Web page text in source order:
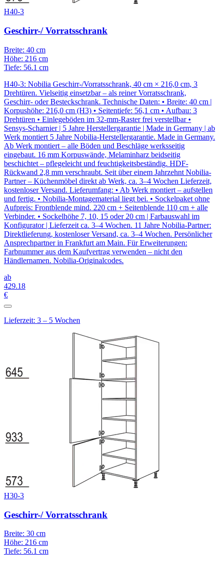
H40-3
Geschirr-/ Vorratsschrank
Breite: 40 cm
Höhe: 216 cm
Tiefe: 56.1 cm
H40-3: Nobilia Geschirr-/Vorratsschrank, 40 cm × 216,0 cm, 3
Drehtüren. Vielseitig einsetzbar – als reiner Vorratsschrank,
Geschirr- oder Besteckschrank. Technische Daten: • Breite: 40 cm |
Korpushöhe: 216,0 cm (H3) • Seitentiefe: 56,1 cm • Aufbau: 3
Drehtüren • Einlegeböden im 32-mm-Raster frei verstellbar •
Sensys-Scharnier | 5 Jahre Herstellergarantie | Made in Germany | ab
Werk montiert 5 Jahre Nobilia-Herstellergarantie. Made in Germany.
Ab Werk montiert – alle Böden und Beschläge werksseitig
eingebaut. 16 mm Korpuswände, Melaminharz beidseitig
beschichtet – pflegeleicht und feuchtigkeitsbeständig. HDF-
Rückwand 2,8 mm verschraubt. Seit über einem Jahrzehnt Nobilia-
Partner – Küchenmöbel direkt ab Werk, ca. 3–4 Wochen Lieferzeit,
kostenloser Versand. Lieferumfang: • Ab Werk montiert – aufstellen
und fertig. • Nobilia-Montagematerial liegt bei. • Sockelpaket ohne
Aufpreis: Frontblende mind. 220 cm + Seitenblende 110 cm + alle
Verbinder. • Sockelhöhe 7, 10, 15 oder 20 cm | Farbauswahl im
Konfigurator | Lieferzeit ca. 3–4 Wochen. 11 Jahre Nobilia-Partner:
Direktlieferung, kostenloser Versand, ca. 3–4 Wochen. Persönlicher
Ansprechpartner in Frankfurt am Main. Für Erweiterungen:
Farbnummer aus dem Kaufvertrag verwenden – nicht den
Händlernamen. Nobilia-Originalcodes.
ab
429.18
€
Lieferzeit: 3 – 5 Wochen
H30-3
Geschirr-/ Vorratsschrank
Breite: 30 cm
Höhe: 216 cm
Tiefe: 56.1 cm